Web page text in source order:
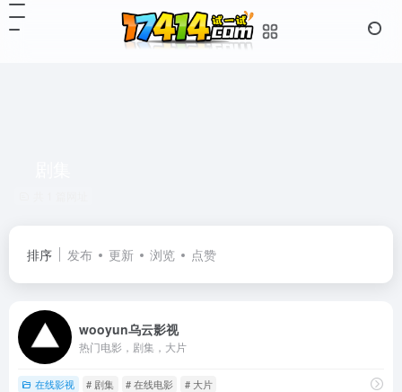
排序 发布 更新 浏览 点赞
wooyun乌云影视
热门电影，剧集，大片
在线影视 # 剧集 # 在线电影 # 大片